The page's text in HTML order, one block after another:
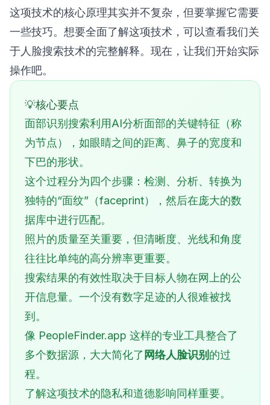
这项技术的核心原理其实并不复杂，但要掌握它需要
一些技巧。想要全面了解这项技术，可以查看我们关
于人脸搜索技术的完整解释。现在，让我们开始实际
操作吧。
核心要点
面部识别搜索利用AI分析面部的关键特征（称
为节点），如眼睛之间的距离、鼻子的宽度和
下巴的形状。
这个过程分为四个步骤：检测、分析、转换为
独特的“面纹”（faceprint），然后在庞大的数
据库中进行匹配。
照片的质量至关重要，但清晰度、光线和角度
往往比单纯的高分辨率更重要。
搜索结果的有效性取决于目标人物在网上的公
开信息量。一个没有数字足迹的人很难被找
到。
像 PeopleFinder.app 这样的专业工具整合了
多个数据源，大大简化了 网络人脸识别 的过
程。
了解这项技术的隐私和道德影响同样重要。